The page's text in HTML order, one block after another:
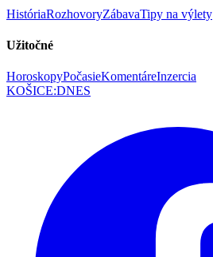
HistóriaRozhovoryZábavaTipy na výlety
Užitočné
HoroskopyPočasieKomentáreInzercia
KOŠICE:DNES